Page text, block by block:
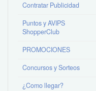
Contratar Publicidad
Puntos y AVIPS
ShopperClub
PROMOCIONES
Concursos y Sorteos
¿Como llegar?